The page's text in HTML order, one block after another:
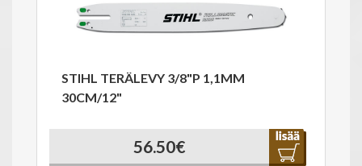
STIHL TERÄLEVY 3/8"P 1,1MM
30CM/12"
56.50€